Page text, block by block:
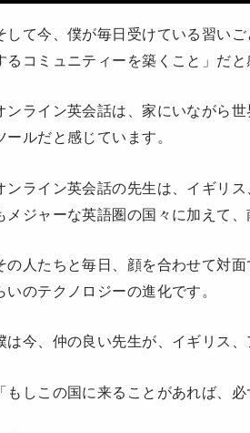
して今、僕が毎日受けている習い
るコミュニティーを築くこと」だと
ンライン英会話は、家にいながら
ールだと感じています。
ンライン英会話の先生は、イギリ
メジャーな英語圏の国々に加えて
の人たちと毎日、顔を合わせて対
いのテクノロジーの進化です。
は今、仲の良い先生が、イギリス
「もしこの国に来ることがあれば、